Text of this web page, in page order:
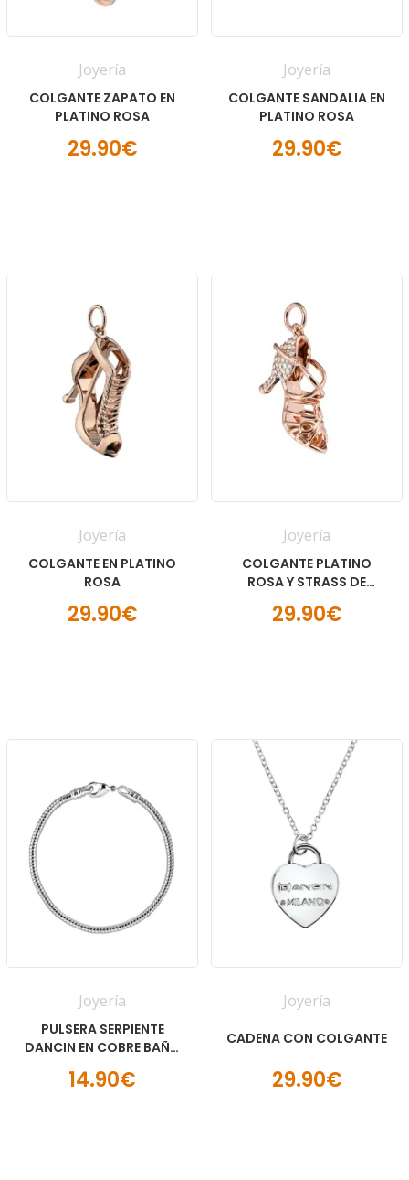
Joyería
COLGANTE ZAPATO EN
PLATINO ROSA
29.90€
Joyería
COLGANTE SANDALIA EN
PLATINO ROSA
29.90€
Joyería
COLGANTE EN PLATINO
ROSA
29.90€
Joyería
COLGANTE PLATINO
ROSA Y STRASS DE
29.90€
Joyería
PULSERA SERPIENTE
DANCIN EN COBRE BAÑO
14.90€
Joyería
CADENA CON COLGANTE
29.90€